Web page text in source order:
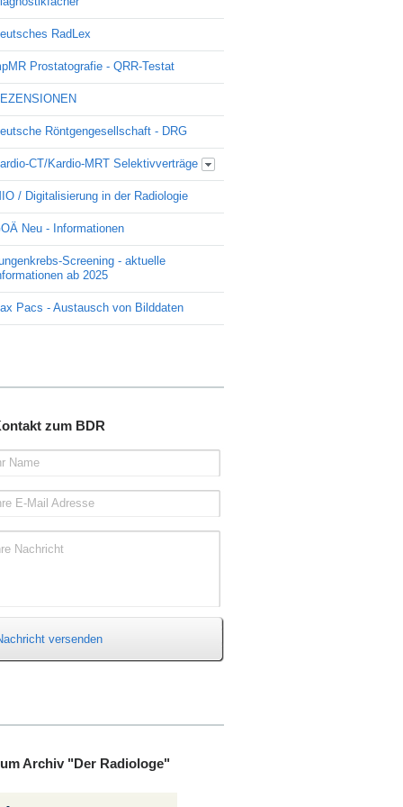
RadLex
Prostatografie - QRR-Testat
Röntgengesellschaft - DRG
CT/Kardio-MRT Selektivverträge
/ Digitalisierung in der Radiologie
Neu - Informationen
Screening - aktuelle
ab 2025
Pacs - Austausch von Bilddaten
zum BDR
Name
E-Mail Adresse
Nachricht
versenden
Archiv "Der Radiologe"